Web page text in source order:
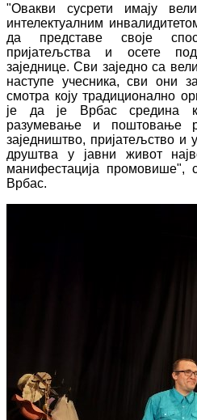
"Овакви сусрети имају
интелектуалним
да представе своје
пријатељства и осете
заједнице. Сви заједно са
наступе учесника, сви они
смотра коју традиционално
је да је Врбас средина
разумевање и поштовање
заједништво, пријатељство
друштва у јавни живот
манифестација промовише",
Врбас.